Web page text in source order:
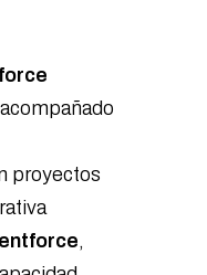
proyectos
,